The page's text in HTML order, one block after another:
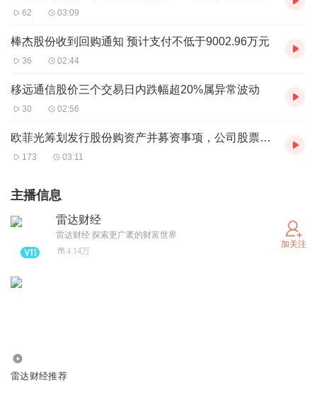
62 03:09
棒杰股份收到回购通知 预计支付不低于9002.96万元
36 02:44
移远通信股价三个交易日内跌幅超20%属异常波动
30 02:56
欧菲光筹划发行股份购资产并募资事项，公司股票继续停牌
173 03:11
主播信息
雷达财经
雷达财经 探索更广袤的财富世界
4.14万
加关注
雷达财经推荐